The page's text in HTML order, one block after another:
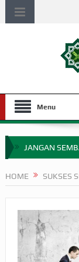
Menu
JANGAN
APA HUKUM
SEBELUM TIBA
HAKIKAT
HOME SUKSES